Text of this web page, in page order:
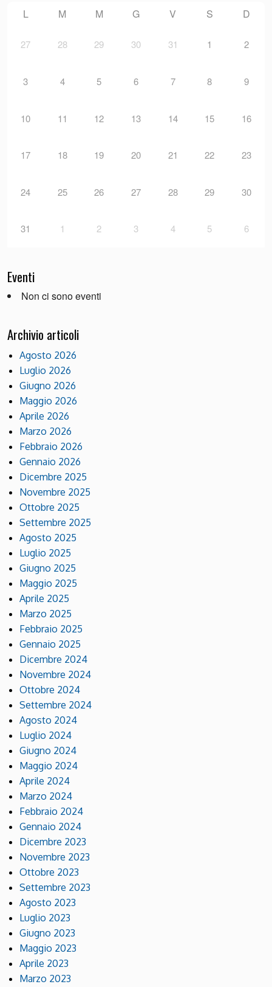
L M M G V S D
27 28 29 30 31 1 2
3 4 5 6 7 8 9
10 11 12 13 14 15 16
17 18 19 20 21 22 23
24 25 26 27 28 29 30
31 1 2 3 4 5 6
Eventi
Non ci sono eventi
Archivio articoli
Agosto 2026
Luglio 2026
Giugno 2026
Maggio 2026
Aprile 2026
Marzo 2026
Febbraio 2026
Gennaio 2026
Dicembre 2025
Novembre 2025
Ottobre 2025
Settembre 2025
Agosto 2025
Luglio 2025
Giugno 2025
Maggio 2025
Aprile 2025
Marzo 2025
Febbraio 2025
Gennaio 2025
Dicembre 2024
Novembre 2024
Ottobre 2024
Settembre 2024
Agosto 2024
Luglio 2024
Giugno 2024
Maggio 2024
Aprile 2024
Marzo 2024
Febbraio 2024
Gennaio 2024
Dicembre 2023
Novembre 2023
Ottobre 2023
Settembre 2023
Agosto 2023
Luglio 2023
Giugno 2023
Maggio 2023
Aprile 2023
Marzo 2023